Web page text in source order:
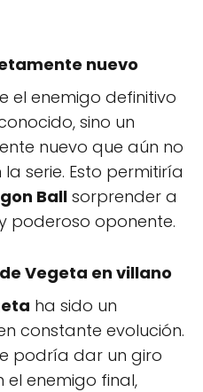
nuevo
el enemigo definitivo
sino un
nuevo que aún no
serie. Esto permitiría
Ball sorprender a
poderoso oponente.
Vegeta en villano
ha sido un
constante evolución.
podría dar un giro
el enemigo final,